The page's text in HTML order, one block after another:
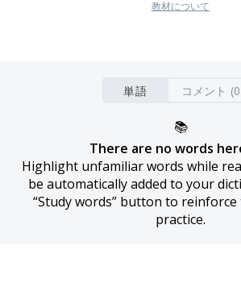
教材について
単語 コメント
📚
There are no words
Highlight unfamiliar words while
be automatically added to your
“Study words” button to
practice.